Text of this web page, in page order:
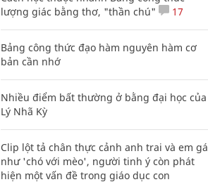
lượng giác bằng thơ, "thần chú"
17
Bảng công thức đạo hàm nguyên hàm cơ
bản cần nhớ
Nhiều điểm bất thường ở bằng đại học của
Lý Nhã Kỳ
Clip lột tả chân thực cảnh anh trai và em
như 'chó với mèo', người tinh ý còn phát
hiện một vấn đề trong giáo dục con